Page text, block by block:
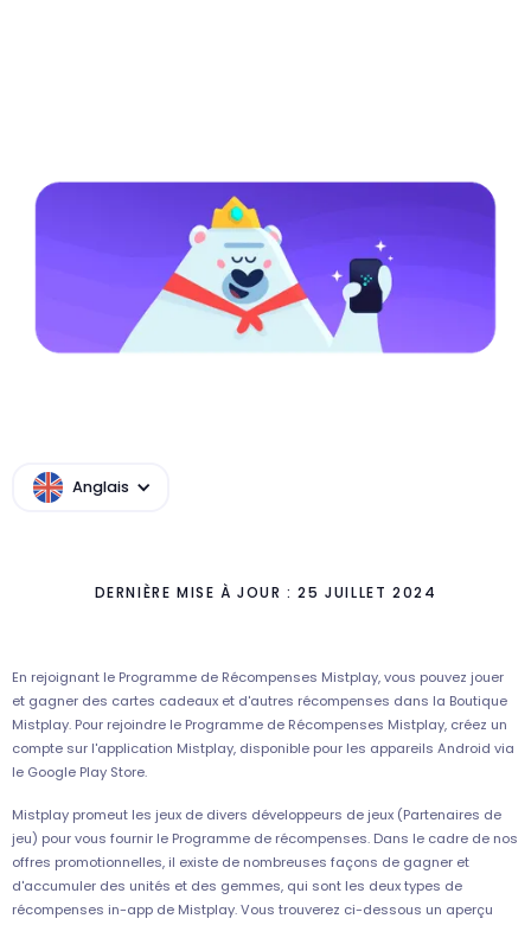
Anglais
DERNIÈRE MISE À JOUR : 25 JUILLET 2024
En rejoignant le Programme de Récompenses Mistplay, vous pouvez jouer
et gagner des cartes cadeaux et d'autres récompenses dans la Boutique
Mistplay. Pour rejoindre le Programme de Récompenses Mistplay, créez un
compte sur l'application Mistplay, disponible pour les appareils Android via
le Google Play Store.
Mistplay promeut les jeux de divers développeurs de jeux (Partenaires de
jeu) pour vous fournir le Programme de récompenses. Dans le cadre de nos
offres promotionnelles, il existe de nombreuses façons de gagner et
d'accumuler des unités et des gemmes, qui sont les deux types de
récompenses in-app de Mistplay. Vous trouverez ci-dessous un aperçu